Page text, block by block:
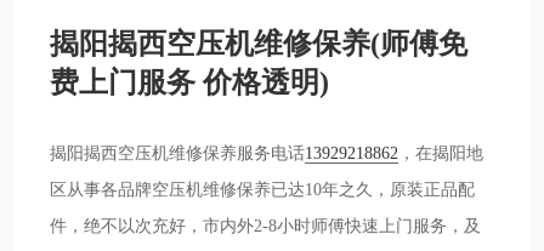
揭阳揭西空压机维修保养(师傅免
费上门服务 价格透明)
揭阳揭西空压机维修保养服务电话13929218862 ，在揭阳地
区从事各品牌空压机维修保养已达10年之久，原装正品配
件，绝不以次充好，市内外2-8小时师傅快速上门服务，及